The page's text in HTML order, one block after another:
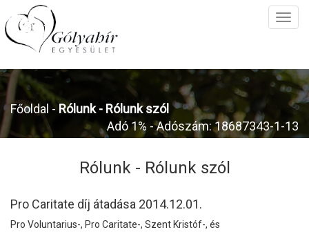
Főoldal -Rólunk - Rólunk szól
Adó 1% - Adószám: 18687343-1-13
Rólunk - Rólunk szól
Pro Caritate díj átadása 2014.12.01.
Pro Voluntarius-, Pro Caritate-, Szent Kristóf-, és